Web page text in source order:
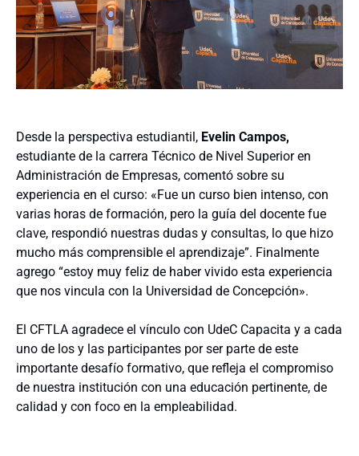
Desde la perspectiva estudiantil, Evelin Campos,
estudiante de la carrera Técnico de Nivel Superior en
Administración de Empresas, comentó sobre su
experiencia en el curso: «Fue un curso bien intenso, con
varias horas de formación, pero la guía del docente fue
clave, respondió nuestras dudas y consultas, lo que hizo
mucho más comprensible el aprendizaje”. Finalmente
agrego “estoy muy feliz de haber vivido esta experiencia
que nos vincula con la Universidad de Concepción».
El CFTLA agradece el vínculo con UdeC Capacita y a cada
uno de los y las participantes por ser parte de este
importante desafío formativo, que refleja el compromiso
de nuestra institución con una educación pertinente, de
calidad y con foco en la empleabilidad.